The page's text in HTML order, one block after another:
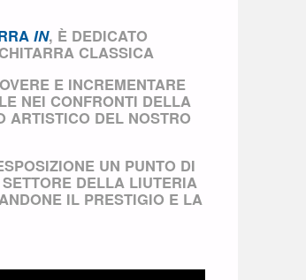
IN, È DEDICATO
CLASSICA
E INCREMENTARE
NEI CONFRONTI DELLA
ARTISTICO DEL NOSTRO
UN PUNTO DI
DELLA LIUTERIA
IL PRESTIGIO E LA